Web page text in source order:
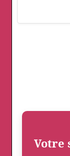
Votre